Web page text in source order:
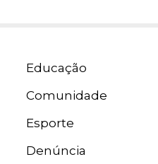
Educação
Comunidade
Esporte
Denúncia